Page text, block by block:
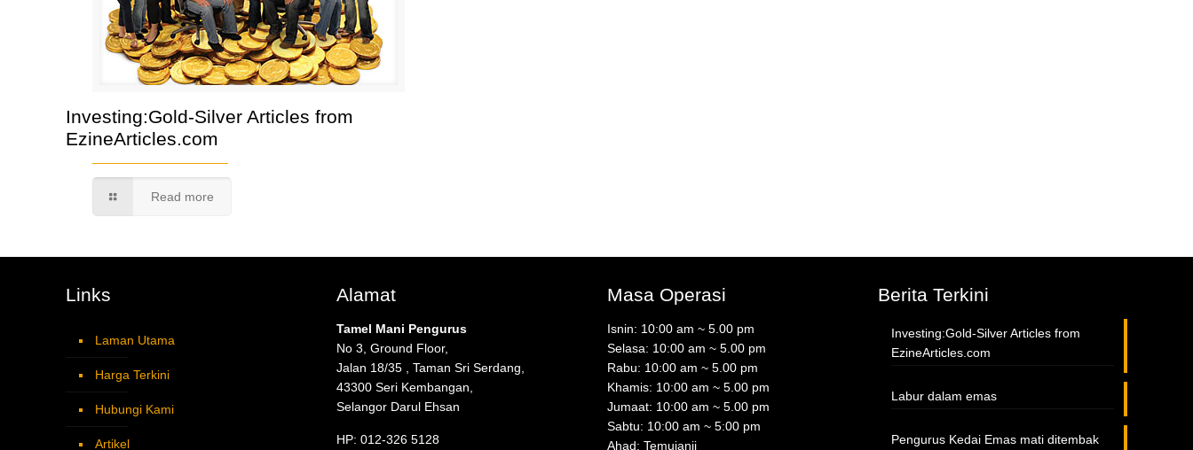
Investing:Gold-Silver Articles from
EzineArticles.com
Read more
Links
Laman Utama
Harga Terkini
Hubungi Kami
Artikel
Alamat
Tamel Mani Pengurus
No 3, Ground Floor,
Jalan 18/35 , Taman Sri Serdang,
43300 Seri Kembangan,
Selangor Darul Ehsan
HP: 012-326 5128
Masa Operasi
Isnin: 10:00 am ~ 5.00 pm
Selasa: 10:00 am ~ 5.00 pm
Rabu: 10:00 am ~ 5.00 pm
Khamis: 10:00 am ~ 5.00 pm
Jumaat: 10:00 am ~ 5.00 pm
Sabtu: 10:00 am ~ 5:00 pm
Ahad: Temujanji
Berita Terkini
Investing:Gold-Silver Articles from
EzineArticles.com
Labur dalam emas
Pengurus Kedai Emas mati ditembak